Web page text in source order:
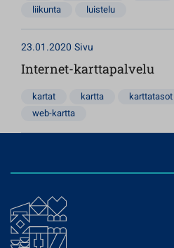
liikunta
luistelu
23.01.2020 Sivu
Internet-karttapalvelu
kartat kartta karttatasot
web-kartta